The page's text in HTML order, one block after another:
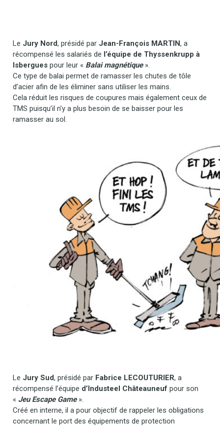
Le Jury Nord, présidé par Jean-François MARTIN, a
récompensé les salariés de l’équipe de Thyssenkrupp à
Isbergues pour leur « Balai magnétique ».
Ce type de balai permet de ramasser les chutes de tôle
d’acier afin de les éliminer sans utiliser les mains.
Cela réduit les risques de coupures mais également ceux de
TMS puisqu’il n’y a plus besoin de se baisser pour les
ramasser au sol.
Le Jury Sud, présidé par Fabrice LECOUTURIER, a
récompensé l’équipe d’Industeel Châteauneuf pour son
« Jeu Escape Game ».
Créé en interne, il a pour objectif de rappeler les obligations
concernant le port des équipements de protection